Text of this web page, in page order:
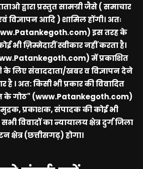
द्वारा प्रस्तुत सामग्री जैसे ( समाचार
विज्ञापन आदि ) शामिल होंगी। अतः
इस तरह के
भी ज़िम्मेदारीं स्वीकार नहीं करता है।
में प्रकाशित
के लिए संवाददाता/खबर व विज्ञापन देने
है । अत: किसी भी प्रकार की विवादित
के गोठ" (www.Patankegoth.com)
प्रकाशक, संपादक की कोई भी
विवादों का न्यायालय क्षेत्र दुर्ग जिला
क्षेत्र (छत्तीसगढ़) होगा।